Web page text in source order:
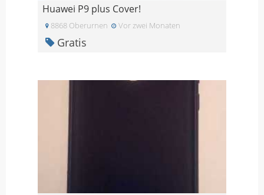
Huawei P9 plus Cover!
8868 Oberurnen Vor zwei Monaten
Gratis